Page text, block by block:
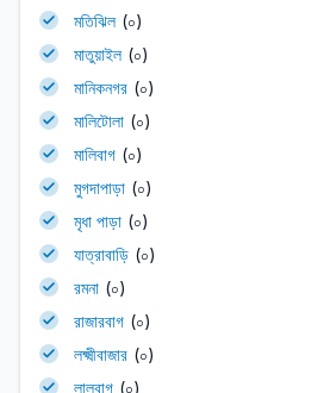
মতিঝিল (০)
মাতুয়াইল (০)
মানিকনগর (০)
মালিটোলা (০)
মালিবাগ (০)
মুগদাপাড়া (০)
মৃধা পাড়া (০)
যাত্রাবাড়ি (০)
রমনা (০)
রাজারবাগ (০)
লক্ষ্মীবাজার (০)
লালবাগ (০)